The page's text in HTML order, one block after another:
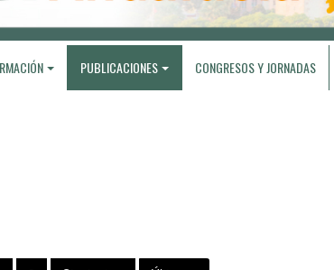
PUBLICACIONES CONGRESOS Y JORNADAS